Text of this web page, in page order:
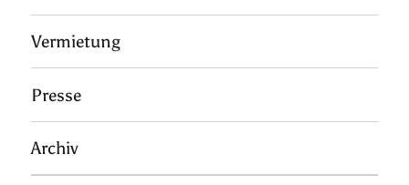
Vermietung
Presse
Archiv